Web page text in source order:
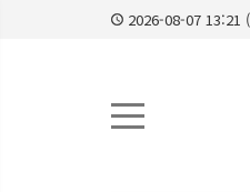
2026-08-07 13:21